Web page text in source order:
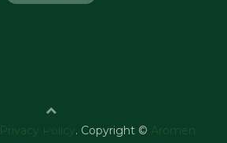
Privacy Policy . Copyright © Aromen